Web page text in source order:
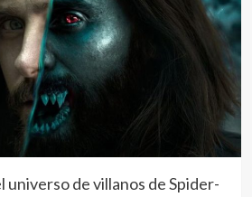
universo de villanos de Spider-